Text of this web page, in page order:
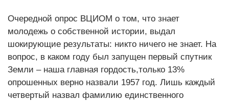
Очередной опрос ВЦИОМ о том, что знает
молодежь о собственной истории, выдал
шокирующие результаты: никто ничего не знает. На
вопрос, в каком году был запущен первый спутник
Земли – наша главная гордость,только 13%
опрошенных верно назвали 1957 год. Лишь каждый
четвертый назвал фамилию единственного